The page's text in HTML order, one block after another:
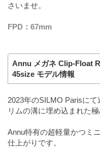
さいませ。
FPD：67mm
Annu メガネ Clip-Float
45size モデル情報
2023年のSILMO Parisにて
リムの溝に埋め込まれた
Annu特有の超軽量かつミ
仕上がりです。